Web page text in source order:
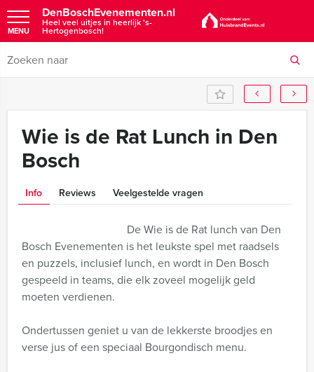
DenBoschEvenementen.nl
Heel veel uitjes in heerlijk 's-
Hertogenbosch!
MENU
Wie is de Rat Lunch in Den
Bosch
Info Reviews Veelgestelde vragen
De Wie is de Rat lunch van Den
Bosch Evenementen is het leukste spel met raadsels
en puzzels, inclusief lunch, en wordt in Den Bosch
gespeeld in teams, die elk zoveel mogelijk geld
moeten verdienen.
Ondertussen geniet u van de lekkerste broodjes en
verse jus of een speciaal Bourgondisch menu.